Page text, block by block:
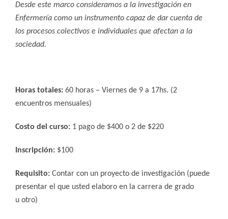
Desde este marco consideramos a la investigación en
Enfermería como un instrumento capaz de dar cuenta de
los procesos colectivos e individuales que afectan a la
sociedad.
Horas totales: 60 horas – Viernes de 9 a 17hs. (2
encuentros mensuales)
Costo del curso: 1 pago de $400 o 2 de $220
Inscripción: $100
Requisito: Contar con un proyecto de investigación (puede
presentar el que usted elaboro en la carrera de grado
u otro)